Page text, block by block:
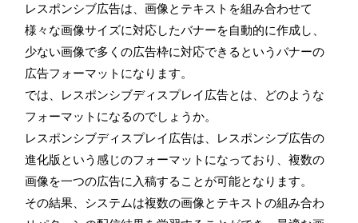
レスポンシブ広告は、画像とテキストを組み合わせて
様々な画像サイズに対応したバナーを自動的に作成し、
少ない画像で多くの広告枠に対応できるというバナーの
広告フォーマットになります。
では、レスポンシブディスプレイ広告とは、どのような
フォーマットになるのでしょうか。
レスポンシブディスプレイ広告は、レスポンシブ広告の
進化版という感じのフォーマットになっており、複数の
画像を一つの広告に入稿することが可能となります。
その結果、システムは複数の画像とテキストの組み合わ